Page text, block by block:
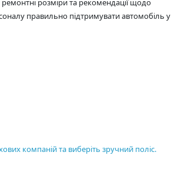
ремонтні розміри та рекомендації щодо
правильно підтримувати автомобіль у
компаній та виберіть зручний поліс.